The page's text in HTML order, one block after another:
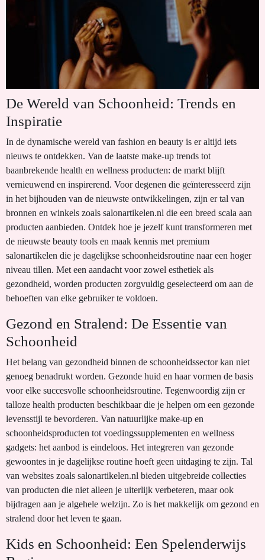
De Wereld van Schoonheid: Trends en
Inspiratie
In de dynamische wereld van fashion en beauty is er altijd iets
nieuws te ontdekken. Van de laatste make-up trends tot
baanbrekende health en wellness producten: de markt blijft
vernieuwend en inspirerend. Voor degenen die geïnteresseerd zijn
in het bijhouden van de nieuwste ontwikkelingen, zijn er tal van
bronnen en winkels zoals salonartikelen.nl die een breed scala aan
producten aanbieden. Ontdek hoe je jezelf kunt transformeren met
de nieuwste beauty tools en maak kennis met premium
salonartikelen die je dagelijkse schoonheidsroutine naar een hoger
niveau tillen. Met een aandacht voor zowel esthetiek als
gezondheid, worden producten zorgvuldig geselecteerd om aan de
behoeften van elke gebruiker te voldoen.
Gezond en Stralend: De Essentie van
Schoonheid
Het belang van gezondheid binnen de schoonheidssector kan niet
genoeg benadrukt worden. Gezonde huid en haar vormen de basis
voor elke succesvolle schoonheidsroutine. Tegenwoordig zijn er
talloze health producten beschikbaar die je helpen om een gezonde
levensstijl te bevorderen. Van natuurlijke make-up en
schoonheidsproducten tot voedingssupplementen en wellness
gadgets: het aanbod is eindeloos. Het integreren van gezonde
gewoontes in je dagelijkse routine hoeft geen uitdaging te zijn. Tal
van websites zoals salonartikelen.nl bieden uitgebreide collecties
van producten die niet alleen je uiterlijk verbeteren, maar ook
bijdragen aan je algehele welzijn. Zo is het makkelijk om gezond en
stralend door het leven te gaan.
Kids en Schoonheid: Een Spelenderwijs